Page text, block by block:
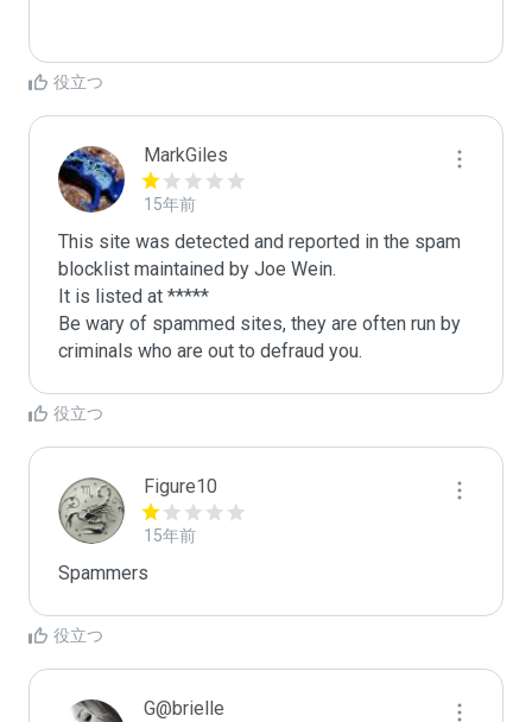
役立つ
MarkGiles
15年前
This site was detected and reported in the spam
blocklist maintained by Joe Wein.
It is listed at *****
Be wary of spammed sites, they are often run by
criminals who are out to defraud you.
役立つ
Figure10
15年前
Spammers
役立つ
G@brielle